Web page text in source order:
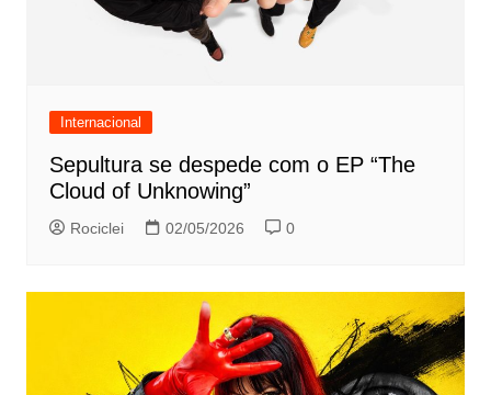
Internacional
Sepultura se despede com o EP “The
Cloud of Unknowing”
Rociclei 02/05/2026 0